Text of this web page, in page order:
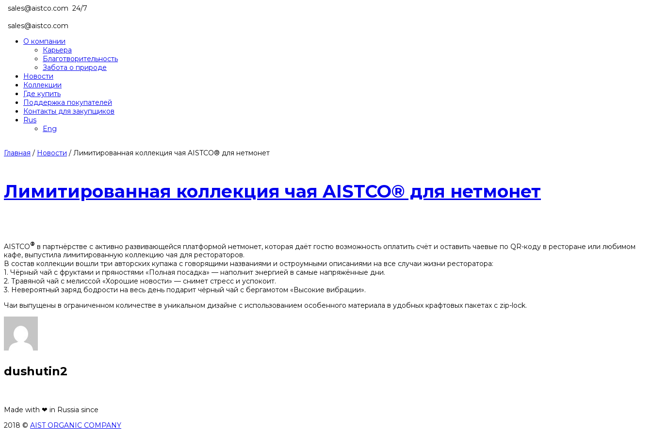
sales@aistco.com 24/7
sales@aistco.com
О компании
Карьера
Благотворительность
Забота о природе
Новости
Коллекции
Где купить
Поддержка покупателей
Контакты для закупщиков
Rus
Eng
Главная / Новости / Лимитированная коллекция чая AISTCO® для нетмонет
Лимитированная коллекция чая AISTCO® для нетмонет
AISTCO® в партнёрстве с активно развивающейся платформой нетмонет, которая даёт гостю возможность оплатить счёт и оставить чаевые по QR-коду в ресторане или любимом
кафе, выпустила лимитированную коллекцию чая для рестораторов.
В состав коллекции вошли три авторских купажа с говорящими названиями и остроумными описаниями на все случаи жизни ресторатора:
1. Чёрный чай с фруктами и пряностями «Полная посадка» — наполнит энергией в самые напряжённые дни.
2. Травяной чай с мелиссой «Хорошие новости» — снимет стресс и успокоит.
3. ⁠Невероятный заряд бодрости на весь день подарит чёрный чай с бергамотом «Высокие вибрации».
Чаи выпущены в ограниченном количестве в уникальном дизайне с использованием особенного материала в удобных крафтовых пакетах с zip-lock.
dushutin2
Made with ❤ in Russia since
2018 © AIST ORGANIC COMPANY